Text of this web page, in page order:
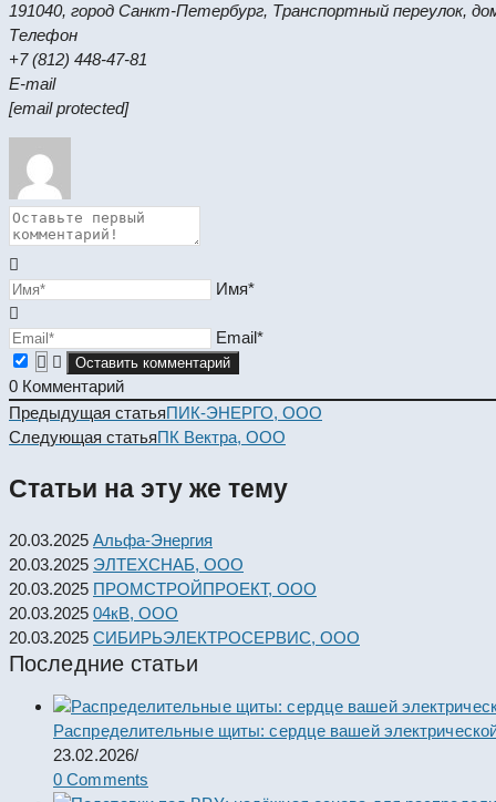
191040, город Санкт-Петербург, Транспортный переулок,
Телефон
+7 (812) 448-47-81
E-mail
[email protected]
Имя*
Email*
0 Комментарий
Read
more
Предыдущая статьяПИК-ЭНЕРГО, ООО
Следующая статьяПК Вектра, ООО
Статьи на эту же тему
20.03.2025 Альфа-Энергия
20.03.2025 ЭЛТЕХСНАБ, ООО
20.03.2025 ПРОМСТРОЙПРОЕКТ, ООО
20.03.2025 04кВ, ООО
20.03.2025 СИБИРЬЭЛЕКТРОСЕРВИС, ООО
Последние статьи
Распределительные щиты: сердце вашей
23.02.2026/
0 Comments